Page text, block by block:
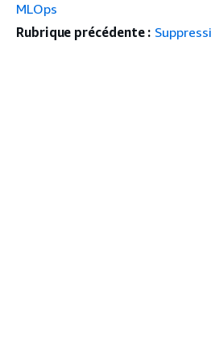
MLOps
Rubrique précédente :